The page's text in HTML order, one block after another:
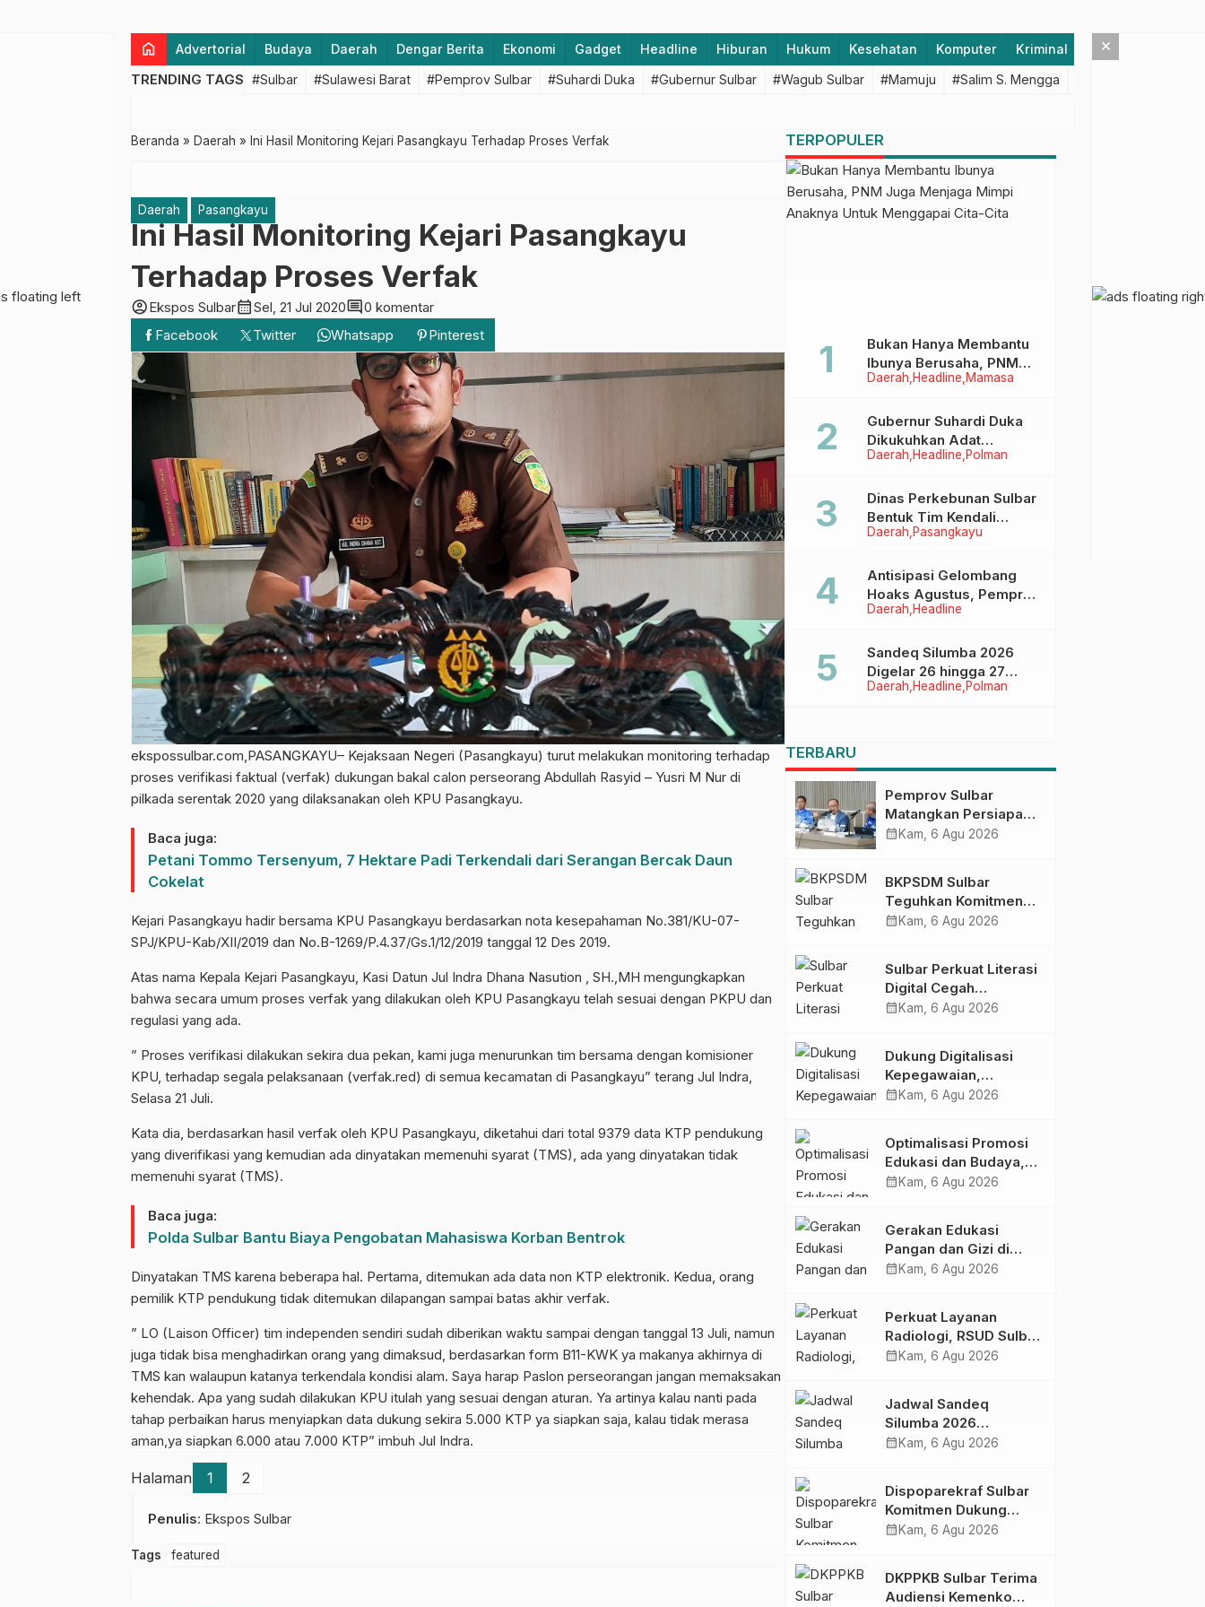
home Advertorial Budaya Daerah Dengar Berita Ekonomi Gadget Headline Hiburan Hukum Kesehatan Komputer Kriminal Lifestyle
TRENDING TAGS #Sulbar #Sulawesi Barat #Pemprov Sulbar #Suhardi Duka #Gubernur Sulbar #Wagub Sulbar #Mamuju #Salim S. Mengga
Beranda » Daerah » Ini Hasil Monitoring Kejari Pasangkayu Terhadap Proses Verfak
Daerah Pasangkayu
Ini Hasil Monitoring Kejari Pasangkayu
Terhadap Proses Verfak
account_circleEkspos Sulbarcalendar_monthSel, 21 Jul 2020comment0 komentar
Facebook
Twitter Whatsapp Pinterest
ekspossulbar.com,PASANGKAYU– Kejaksaan Negeri (Pasangkayu) turut melakukan monitoring terhadap
proses verifikasi faktual (verfak) dukungan bakal calon perseorang Abdullah Rasyid – Yusri M Nur di
pilkada serentak 2020 yang dilaksanakan oleh KPU Pasangkayu.
Baca juga:
Petani Tommo Tersenyum, 7 Hektare Padi Terkendali dari Serangan Bercak Daun
Cokelat
Kejari Pasangkayu hadir bersama KPU Pasangkayu berdasarkan nota kesepahaman No.381/KU-07-
SPJ/KPU-Kab/XII/2019 dan No.B-1269/P.4.37/Gs.1/12/2019 tanggal 12 Des 2019.
Atas nama Kepala Kejari Pasangkayu, Kasi Datun Jul Indra Dhana Nasution , SH.,MH mengungkapkan
bahwa secara umum proses verfak yang dilakukan oleh KPU Pasangkayu telah sesuai dengan PKPU dan
regulasi yang ada.
” Proses verifikasi dilakukan sekira dua pekan, kami juga menurunkan tim bersama dengan komisioner
KPU, terhadap segala pelaksanaan (verfak.red) di semua kecamatan di Pasangkayu” terang Jul Indra,
Selasa 21 Juli.
Kata dia, berdasarkan hasil verfak oleh KPU Pasangkayu, diketahui dari total 9379 data KTP pendukung
yang diverifikasi yang kemudian ada dinyatakan memenuhi syarat (TMS), ada yang dinyatakan tidak
memenuhi syarat (TMS).
Baca juga:
Polda Sulbar Bantu Biaya Pengobatan Mahasiswa Korban Bentrok
Dinyatakan TMS karena beberapa hal. Pertama, ditemukan ada data non KTP elektronik. Kedua, orang
pemilik KTP pendukung tidak ditemukan dilapangan sampai batas akhir verfak.
” LO (Laison Officer) tim independen sendiri sudah diberikan waktu sampai dengan tanggal 13 Juli, namun
juga tidak bisa menghadirkan orang yang dimaksud, berdasarkan form B11-KWK ya makanya akhirnya di
TMS kan walaupun katanya terkendala kondisi alam. Saya harap Paslon perseorangan jangan memaksakan
kehendak. Apa yang sudah dilakukan KPU itulah yang sesuai dengan aturan. Ya artinya kalau nanti pada
tahap perbaikan harus menyiapkan data dukung sekira 5.000 KTP ya siapkan saja, kalau tidak merasa
aman,ya siapkan 6.000 atau 7.000 KTP” imbuh Jul Indra.
Halaman 1 2
Penulis: Ekspos Sulbar
Tags featured
TERPOPULER
Daerah Headline Mamasa
Bukan Hanya Membantu
Ibunya Berusaha, PNM
Juga Menjaga Mimpi
Menggapai Cita-Cita
Daerah Headline Polman
Gubernur Suhardi Duka
Dikukuhkan Adat
Balanipa, Raih Gelar Sulo
Daerah Pasangkayu
Dinas Perkebunan Sulbar
Bentuk Tim Kendali
Internal ICS untuk Dukung
di Pasangkayu
Daerah Headline
Antisipasi Gelombang
Hoaks Agustus, Pemprov
Sulbar Ajak Warga Jaga
Daerah Headline Polman
Sandeq Silumba 2026
Digelar 26 hingga 27
September, Rangkaian
TERBARU
Pemprov Sulbar
Matangkan Persiapan
HUT Ke-81 RI, Puncak
calendar_month Kam, 6 Agu 2026
BKPSDM Sulbar
Teguhkan Komitmen
Pengembangan
Penandatanganan
Perjanjian Tugas
Belajar 2026
calendar_month Kam, 6 Agu 2026
Sulbar Perkuat Literasi
Digital Cegah
Kejahatan Love
calendar_month Kam, 6 Agu 2026
Dukung Digitalisasi
Kepegawaian,
DPMPTSP Sulbar Siap
calendar_month Kam, 6 Agu 2026
Optimalisasi Promosi
Edukasi dan Budaya,
Anjungan Provinsi
Bersama Sky World
TMII
calendar_month Kam, 6 Agu 2026
Gerakan Edukasi
Pangan dan Gizi di
Mamasa: Tingkatkan
dalam Pemenuhan Gizi
calendar_month Kam, 6 Agu 2026
Perkuat Layanan
Radiologi, RSUD Sulbar
Sambut Kembali dr. Iis
calendar_month Kam, 6 Agu 2026
Jadwal Sandeq
Silumba 2026
Disesuaikan,
Tetap Dimatangkan
calendar_month Kam, 6 Agu 2026
Dispoparekraf Sulbar
Komitmen Dukung
Penyusunan RAD
calendar_month Kam, 6 Agu 2026
DKPPKB Sulbar Terima
Audiensi Kemenko
×